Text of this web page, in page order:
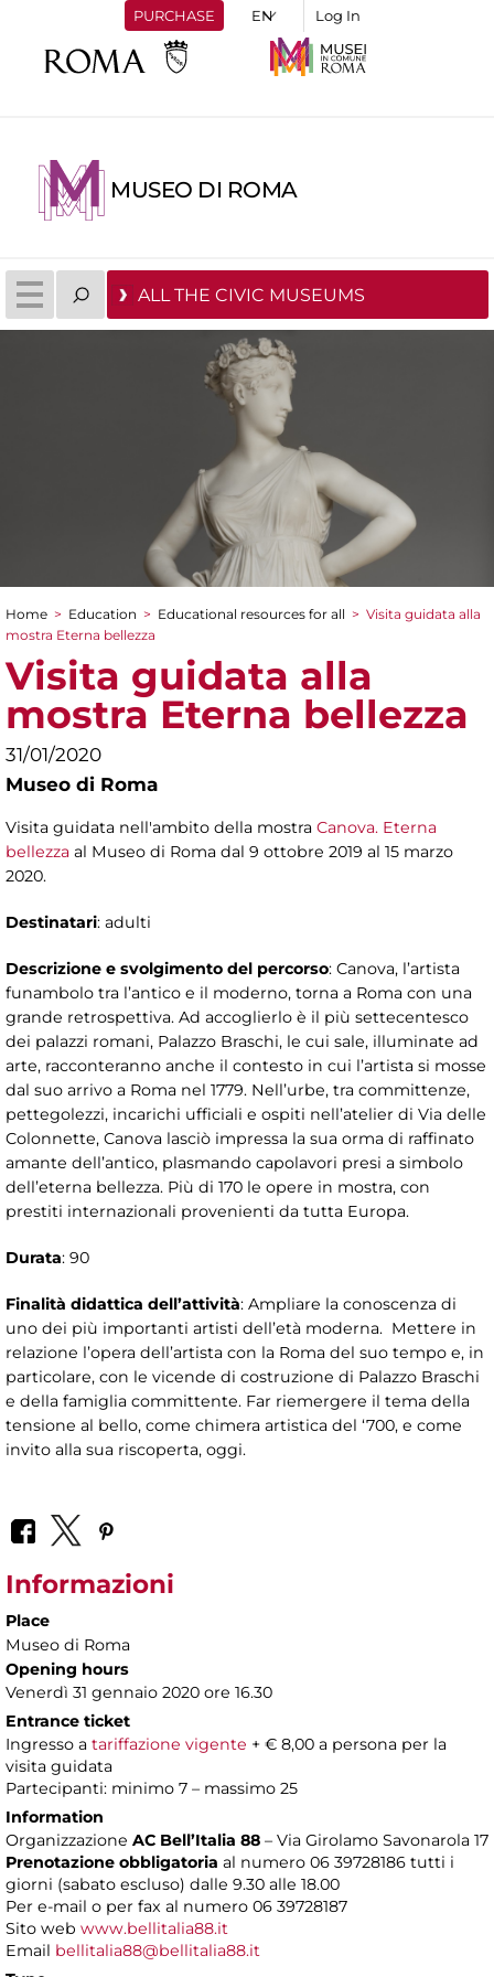
PURCHASE Log In
MUSEO DI ROMA
ALL THE CIVIC MUSEUMS
You are here
Home > Education > Educational resources for all > Visita guidata alla
mostra Eterna bellezza
Visita guidata alla
mostra Eterna bellezza
31/01/2020
Museo di Roma
Visita guidata nell'ambito della mostra Canova. Eterna
bellezza al Museo di Roma dal 9 ottobre 2019 al 15 marzo
2020.
Destinatari: adulti
Descrizione e svolgimento del percorso: Canova, l’artista
funambolo tra l’antico e il moderno, torna a Roma con una
grande retrospettiva. Ad accoglierlo è il più settecentesco
dei palazzi romani, Palazzo Braschi, le cui sale, illuminate ad
arte, racconteranno anche il contesto in cui l’artista si mosse
dal suo arrivo a Roma nel 1779. Nell’urbe, tra committenze,
pettegolezzi, incarichi ufficiali e ospiti nell’atelier di Via delle
Colonnette, Canova lasciò impressa la sua orma di raffinato
amante dell’antico, plasmando capolavori presi a simbolo
dell’eterna bellezza. Più di 170 le opere in mostra, con
prestiti internazionali provenienti da tutta Europa.
Durata: 90
Finalità didattica dell’attività: Ampliare la conoscenza di
uno dei più importanti artisti dell’età moderna. Mettere in
relazione l’opera dell’artista con la Roma del suo tempo e, in
particolare, con le vicende di costruzione di Palazzo Braschi
e della famiglia committente. Far riemergere il tema della
tensione al bello, come chimera artistica del ‘700, e come
invito alla sua riscoperta, oggi.
Informazioni
Place
Museo di Roma
Opening hours
Venerdì 31 gennaio 2020 ore 16.30
Entrance ticket
Ingresso a tariffazione vigente + € 8,00 a persona per la
visita guidata
Partecipanti: minimo 7 – massimo 25
Information
Organizzazione AC Bell’Italia 88 – Via Girolamo Savonarola 17
Prenotazione obbligatoria al numero 06 39728186 tutti i
giorni (sabato escluso) dalle 9.30 alle 18.00
Per e-mail o per fax al numero 06 39728187
Sito web www.bellitalia88.it
Email bellitalia88@bellitalia88.it